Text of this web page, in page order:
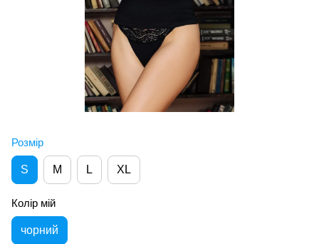
Розмір
S M L XL
Колір мій
чорний